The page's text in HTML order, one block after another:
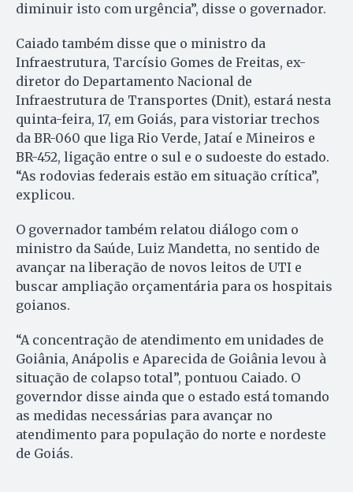
diminuir isto com urgência”, disse o governador.
Caiado também disse que o ministro da
Infraestrutura, Tarcísio Gomes de Freitas, ex-
diretor do Departamento Nacional de
Infraestrutura de Transportes (Dnit), estará nesta
quinta-feira, 17, em Goiás, para vistoriar trechos
da BR-060 que liga Rio Verde, Jataí e Mineiros e
BR-452, ligação entre o sul e o sudoeste do estado.
“As rodovias federais estão em situação crítica”,
explicou.
O governador também relatou diálogo com o
ministro da Saúde, Luiz Mandetta, no sentido de
avançar na liberação de novos leitos de UTI e
buscar ampliação orçamentária para os hospitais
goianos.
“A concentração de atendimento em unidades de
Goiânia, Anápolis e Aparecida de Goiânia levou à
situação de colapso total”, pontuou Caiado. O
governdor disse ainda que o estado está tomando
as medidas necessárias para avançar no
atendimento para população do norte e nordeste
de Goiás.